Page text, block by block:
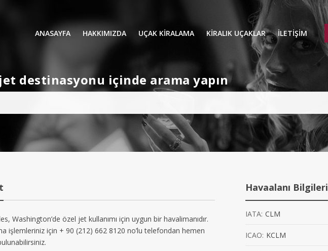
ANASAYFA HAKKIMIZDA UÇAK KİRALAMA
İŞ GEZİLERİ TATİL
AVİONE JET CARD
KIRALIK UÇAKLAR
VIP YOLCU UÇAKLARI
HELİKOPTER
KÜÇÜK KABİNLİ UÇAKLAR
ORTA KABİNLİ UÇAKLAR
YOLCU UÇAKLARI
İLETİŞİM
destinasyonu içinde arama yapın
Washington’de özel jet kullanımı için uygun bir havalimanıdır.
işlemleriniz için + 90 (212) 662 8120 no’lu telefondan hemen
Havaalanı Bilgileri
IATA: CLM
ICAO: KCLM